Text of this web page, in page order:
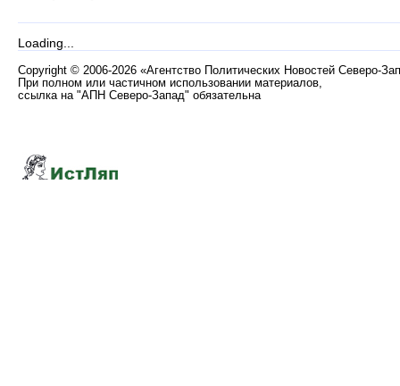
Loading...
Copyright © 2006-2026 «Агентство Политических Новостей Северо-
При полном или частичном использовании материалов,
ссылка на "АПН Северо-Запад" обязательна